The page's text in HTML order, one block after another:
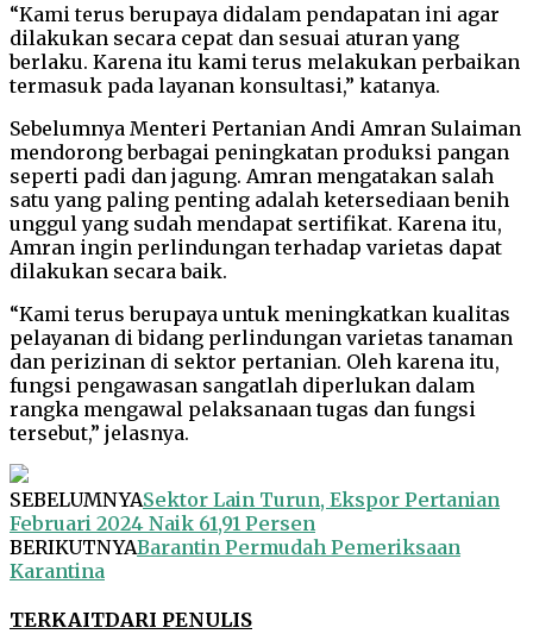
“Kami terus berupaya didalam pendapatan ini agar
dilakukan secara cepat dan sesuai aturan yang
berlaku. Karena itu kami terus melakukan perbaikan
termasuk pada layanan konsultasi,” katanya.
Sebelumnya Menteri Pertanian Andi Amran Sulaiman
mendorong berbagai peningkatan produksi pangan
seperti padi dan jagung. Amran mengatakan salah
satu yang paling penting adalah ketersediaan benih
unggul yang sudah mendapat sertifikat. Karena itu,
Amran ingin perlindungan terhadap varietas dapat
dilakukan secara baik.
“Kami terus berupaya untuk meningkatkan kualitas
pelayanan di bidang perlindungan varietas tanaman
dan perizinan di sektor pertanian. Oleh karena itu,
fungsi pengawasan sangatlah diperlukan dalam
rangka mengawal pelaksanaan tugas dan fungsi
tersebut,” jelasnya.
SEBELUMNYASektor Lain Turun, Ekspor Pertanian
Februari 2024 Naik 61,91 Persen
BERIKUTNYABarantin Permudah Pemeriksaan
Karantina
TERKAITDARI PENULIS